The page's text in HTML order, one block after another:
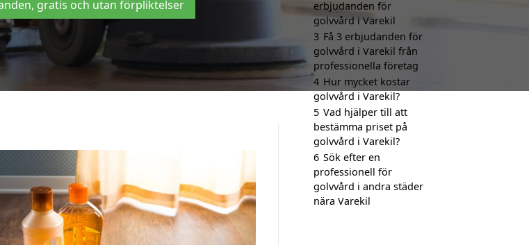
gratis och utan förpliktelser
erbjudanden för
golvvård i Varekil
3 Få 3 erbjudanden för
golvvård i Varekil från
professionella företag
4 Hur mycket kostar
golvvård i Varekil?
5 Vad hjälper till att
bestämma priset på
golvvård i Varekil?
6 Sök efter en
professionell för
golvvård i andra städer
nära Varekil